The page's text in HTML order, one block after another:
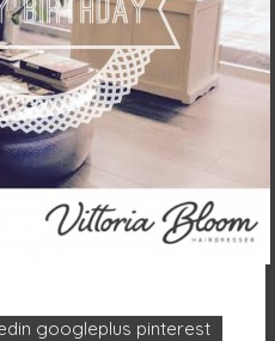
googleplus pinterest